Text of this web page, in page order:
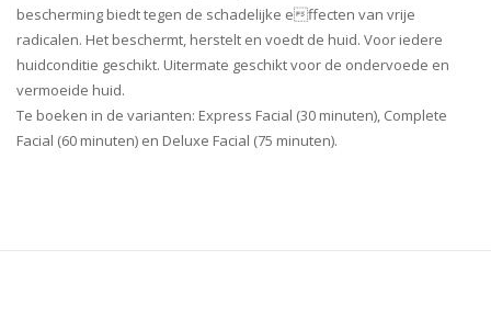
bescherming biedt tegen de schadelijke effecten van vrije
radicalen. Het beschermt, herstelt en voedt de huid. Voor iedere
huidconditie geschikt. Uitermate geschikt voor de ondervoede en
vermoeide huid.
Te boeken in de varianten: Express Facial (30 minuten), Complete
Facial (60 minuten) en Deluxe Facial (75 minuten).